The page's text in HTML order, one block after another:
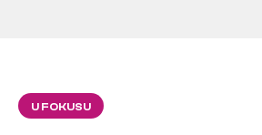
U FOKUSU